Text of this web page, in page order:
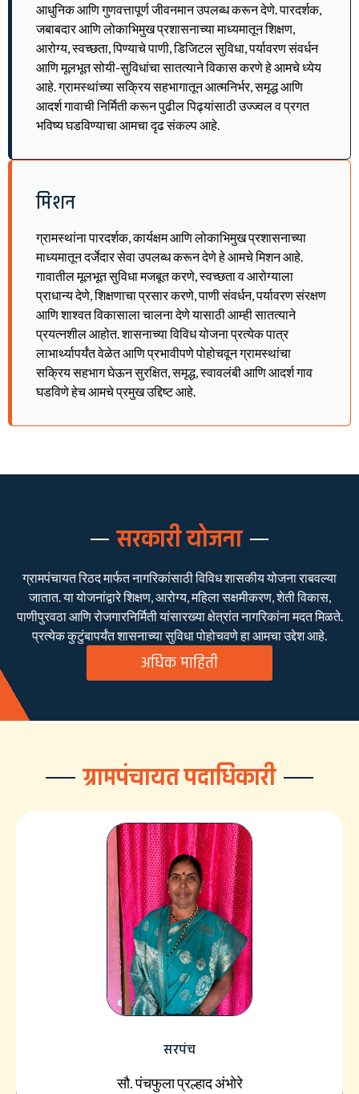
आधुनिक आणि गुणवत्तापूर्ण जीवनमान उपलब्ध करून देणे. पारदर्शक,
जबाबदार आणि लोकाभिमुख प्रशासनाच्या माध्यमातून शिक्षण,
आरोग्य, स्वच्छता, पिण्याचे पाणी, डिजिटल सुविधा, पर्यावरण संवर्धन
आणि मूलभूत सोयी-सुविधांचा सातत्याने विकास करणे हे आमचे ध्येय
आहे. ग्रामस्थांच्या सक्रिय सहभागातून आत्मनिर्भर, समृद्ध आणि
आदर्श गावाची निर्मिती करून पुढील पिढ्यांसाठी उज्ज्वल व प्रगत
भविष्य घडविण्याचा आमचा दृढ संकल्प आहे.
मिशन
ग्रामस्थांना पारदर्शक, कार्यक्षम आणि लोकाभिमुख प्रशासनाच्या
माध्यमातून दर्जेदार सेवा उपलब्ध करून देणे हे आमचे मिशन आहे.
गावातील मूलभूत सुविधा मजबूत करणे, स्वच्छता व आरोग्याला
प्राधान्य देणे, शिक्षणाचा प्रसार करणे, पाणी संवर्धन, पर्यावरण संरक्षण
आणि शाश्वत विकासाला चालना देणे यासाठी आम्ही सातत्याने
प्रयत्नशील आहोत. शासनाच्या विविध योजना प्रत्येक पात्र
लाभार्थ्यापर्यंत वेळेत आणि प्रभावीपणे पोहोचवून ग्रामस्थांचा
सक्रिय सहभाग घेऊन सुरक्षित, समृद्ध, स्वावलंबी आणि आदर्श गाव
घडविणे हेच आमचे प्रमुख उद्दिष्ट आहे.
सरकारी योजना
ग्रामपंचायत रिठद मार्फत नागरिकांसाठी विविध शासकीय योजना राबवल्या
जातात. या योजनांद्वारे शिक्षण, आरोग्य, महिला सक्षमीकरण, शेती विकास,
पाणीपुरवठा आणि रोजगारनिर्मिती यांसारख्या क्षेत्रांत नागरिकांना मदत मिळते.
प्रत्येक कुटुंबापर्यंत शासनाच्या सुविधा पोहोचवणे हा आमचा उद्देश आहे.
अधिक माहिती
ग्रामपंचायत पदाधिकारी
सरपंच
सौ. पंचफुला प्रल्हाद अंभोरे